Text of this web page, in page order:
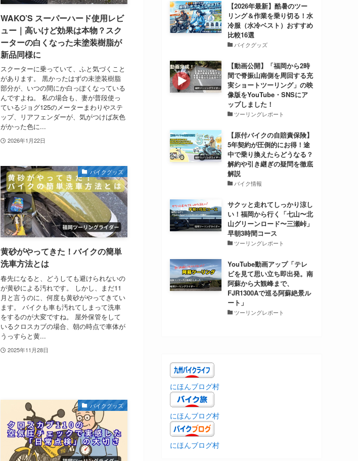
WAKO’S スーパーハード使用レビ
ュー｜高いけど効果は本物？スク
ーターの白くなった未塗装樹脂が
新品同様に
スクーターに乗っていて、ふと気づくこと
があります。 黒かったはずの未塗装樹脂
部分が、いつの間にか白っぽくなっている
んですよね。 私の場合も、妻が普段使っ
ているジョグ125のメーターまわりやステ
ップ、リアフェンダーが、気がつけば灰色
がかった色に...
2026年1月22日
バイクグッズ
黄砂がやってきた！バイクの簡単
洗車方法とは
春先になると、どうしても避けられないの
が黄砂による汚れです。 しかし、まだ11
月と言うのに、何度も黄砂がやってきてい
ます。 バイクも車も汚れてしまって洗車
をするのが大変ですね。 屋外保管をして
いるクロスカブの場合、朝の時点で車体が
うっすらと黄...
2025年11月28日
バイクグッズ
【2026年最新】酷暑のツー
リング＆作業を乗り切る！水
冷服（水冷ベスト）おすすめ
比較16選
バイクグッズ
【動画公開】「福岡から2時
間で脊振山南側を周回する充
実ショートツーリング」の映
像版をYouTube・SNSにア
ップしました！
ツーリングレポート
【原付バイクの自賠責保険】
5年契約が圧倒的にお得！途
中で乗り換えたらどうなる？
解約や引き継ぎの疑問を徹底
解説
バイク情報
サクッと走れてしっかり涼し
い！福岡から行く「七山〜北
山グリーンロード〜三瀬峠」
早朝3時間コース
ツーリングレポート
YouTube動画アップ「テレ
ビを見て思い立ち即出発。南
阿蘇から大観峰まで、
FJR1300Aで巡る阿蘇絶景ル
ート」
ツーリングレポート
にほんブログ村
にほんブログ村
にほんブログ村